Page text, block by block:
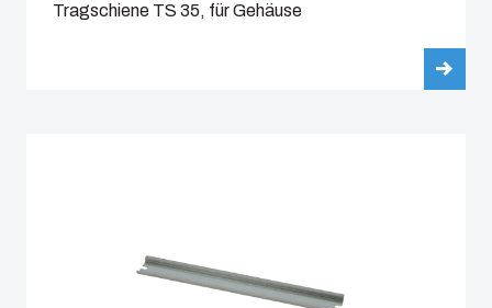
Tragschiene TS 35, für Gehäuse